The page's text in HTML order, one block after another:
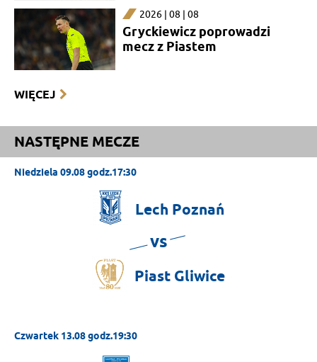
2026 | 08 | 08
Gryckiewicz poprowadzi
mecz z Piastem
WIĘCEJ
NASTĘPNE MECZE
Niedziela 09.08 godz.17:30
Lech Poznań
vs
Piast Gliwice
Czwartek 13.08 godz.19:30